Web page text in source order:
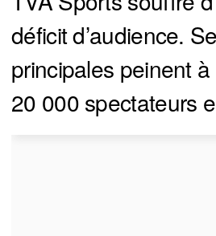
déficit d’audience.
principales peinent
20 000 spectateurs